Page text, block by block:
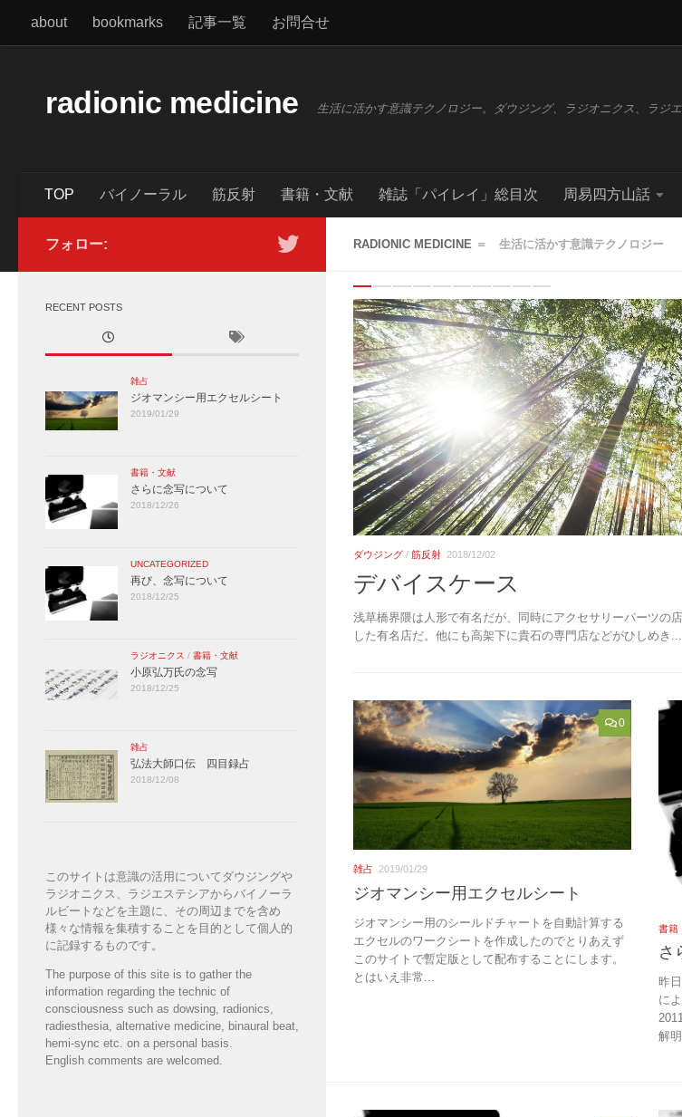
コンテンツへスキップ
about bookmarks 記事一覧 お問合せ
radionic medicine 生活に活かす意識テクノロジー。ダウジング、ラジオニクス、ラジエ
TOP バイノーラル 筋反射 書籍・文献 雑誌「パイレイ」総目次 周易四方山話
RADIONIC MEDICINE ＝ 生活に活かす意識テクノロジー
共鳴」
読了。心理学的な裏付けを元に、輪=フープを患者若しくは被
に入るという身...
ダウジング / 筋反射 2018/12/02
デバイスケース
浅草橋界隈は人形で有名だが、同時にアクセサリーパーツの
した有名店だ。他にも高架下に貴石の専門店などがひしめき...
0
雑占 2019/01/29
ジオマンシー用エクセルシート
ジオマンシー用のシールドチャートを自動計算する
エクセルのワークシートを作成したのでとりあえず
このサイトで暫定版として配布することにします。
とはいえ非常...
書籍
さ
昨
に
解
フォロー:
RECENT POSTS
雑占
ジオマンシー用エクセルシート
2019/01/29
書籍・文献
さらに念写について
2018/12/26
UNCATEGORIZED
再び、念写について
2018/12/25
ラジオニクス / 書籍・文献
小原弘万氏の念写
2018/12/25
雑占
弘法大師口伝 四目録占
2018/12/08
このサイトは意識の活用についてダウジングや
ラジオニクス、ラジエステシアからバイノーラ
ルビートなどを主題に、その周辺までを含め
様々な情報を集積することを目的として個人的
に記録するものです。
The purpose of this site is to gather the
information regarding the technic of
consciousness such as dowsing, radionics,
radiesthesia, alternative medicine, binaural beat,
hemi-sync etc. on a personal basis.
English comments are welcomed.